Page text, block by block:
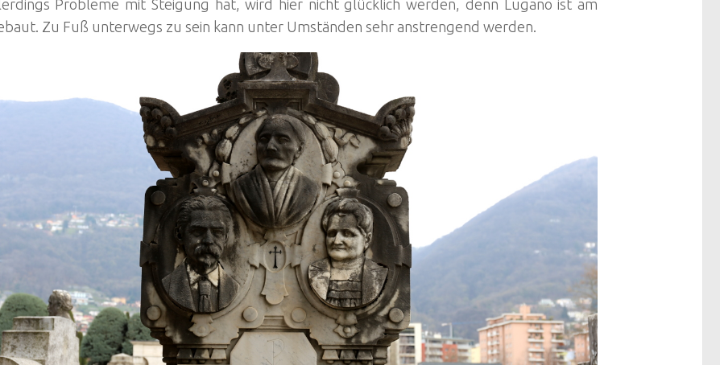
Probleme mit Steigung hat, wird hier nicht glücklich werden, denn Lugano ist am
Zu Fuß unterwegs zu sein kann unter Umständen sehr anstrengend werden.